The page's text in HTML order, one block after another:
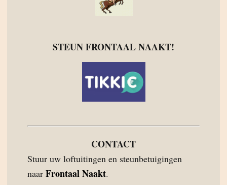
STEUN FRONTAAL NAAKT!
CONTACT
Stuur uw loftuitingen en steunbetuigingen
naar Frontaal Naakt.